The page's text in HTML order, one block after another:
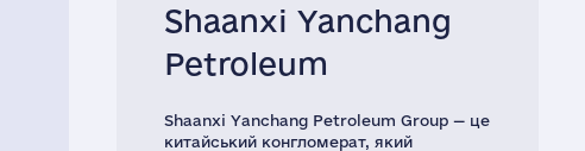
Shaanxi Yanchang
Petroleum
Shaanxi Yanchang Petroleum Group — це
китайський конгломерат, який